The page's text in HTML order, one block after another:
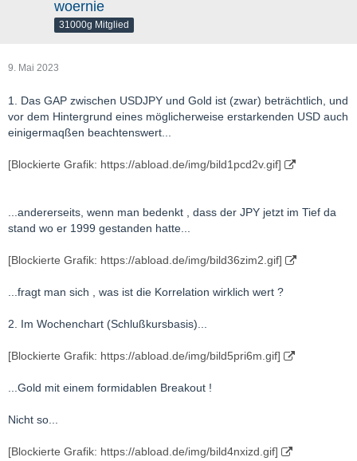
woernie
31000g Mitglied
9. Mai 2023
1. Das GAP zwischen USDJPY und Gold ist (zwar) beträchtlich, und
vor dem Hintergrund eines möglicherweise erstarkenden USD auch
einigermaqßen beachtenswert...
[Blockierte Grafik: https://abload.de/img/bild1pcd2v.gif]
...andererseits, wenn man bedenkt , dass der JPY jetzt im Tief da
stand wo er 1999 gestanden hatte...
[Blockierte Grafik: https://abload.de/img/bild36zim2.gif]
...fragt man sich , was ist die Korrelation wirklich wert ?
2. Im Wochenchart (Schlußkursbasis)...
[Blockierte Grafik: https://abload.de/img/bild5pri6m.gif]
...Gold mit einem formidablen Breakout !
Nicht so...
[Blockierte Grafik: https://abload.de/img/bild4nxizd.gif]